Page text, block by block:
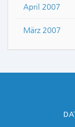
April 2007
März 2007